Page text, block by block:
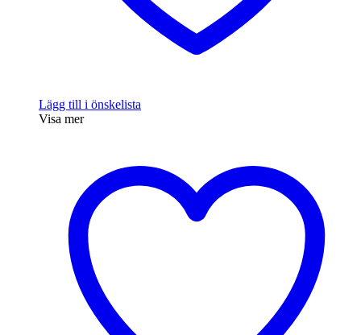
Lägg till i önskelista
Visa mer